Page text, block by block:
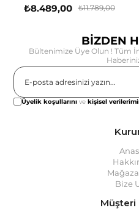
₺8.489,00 ₺11.789,00
BİZDEN
Bültenimize Üye Olun ! Tüm
Üyelik koşullarını vekişisel
Bize
Müşteri